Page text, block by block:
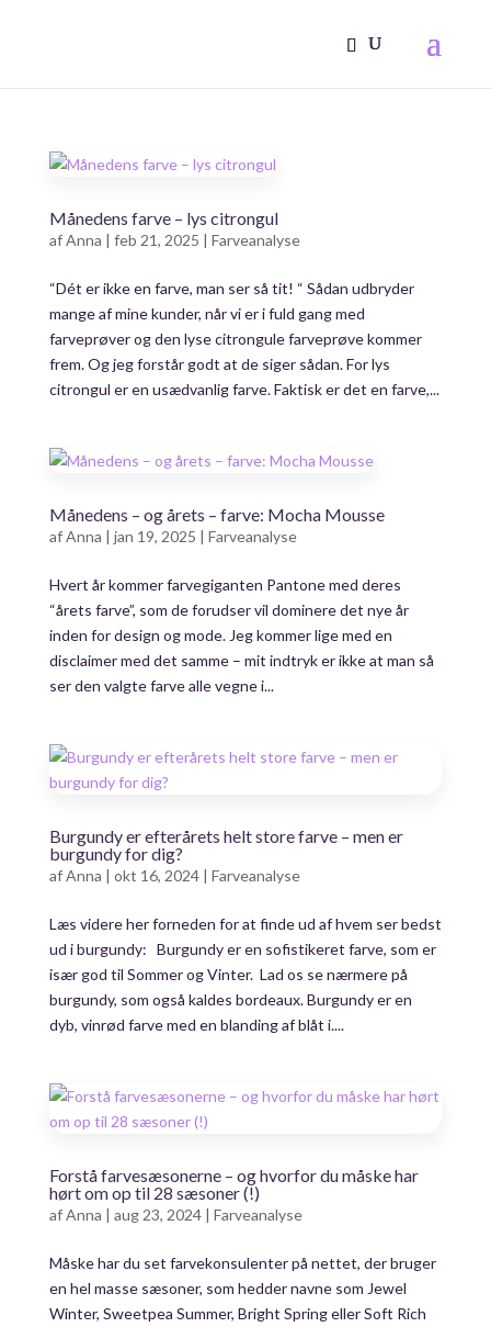
Månedens farve – lys citrongul
afAnna | feb 21, 2025 | Farveanalyse
“Dét er ikke en farve, man ser så tit! “ Sådan udbryder
mange af mine kunder, når vi er i fuld gang med
farveprøver og den lyse citrongule farveprøve kommer
frem. Og jeg forstår godt at de siger sådan. For lys
citrongul er en usædvanlig farve. Faktisk er det en farve,...
Månedens – og årets – farve: Mocha Mousse
afAnna | jan 19, 2025 | Farveanalyse
Hvert år kommer farvegiganten Pantone med deres
“årets farve”, som de forudser vil dominere det nye år
inden for design og mode. Jeg kommer lige med en
disclaimer med det samme – mit indtryk er ikke at man så
ser den valgte farve alle vegne i...
Burgundy er efterårets helt store farve – men er
burgundy for dig?
afAnna | okt 16, 2024| Farveanalyse
Læs videre her forneden for at finde ud af hvem ser bedst
ud i burgundy: Burgundy er en sofistikeret farve, som er
især god til Sommer og Vinter. Lad os se nærmere på
burgundy, som også kaldes bordeaux. Burgundy er en
dyb, vinrød farve med en blanding af blåt i....
Forstå farvesæsonerne – og hvorfor du måske har
hørt om op til 28 sæsoner (!)
afAnna | aug 23, 2024| Farveanalyse
Måske har du set farvekonsulenter på nettet, der bruger
en hel masse sæsoner, som hedder navne som Jewel
Winter, Sweetpea Summer, Bright Spring eller Soft Rich